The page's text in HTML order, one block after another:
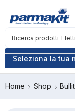
Seleziona la tua
Ricerca prodotti
Home Shop